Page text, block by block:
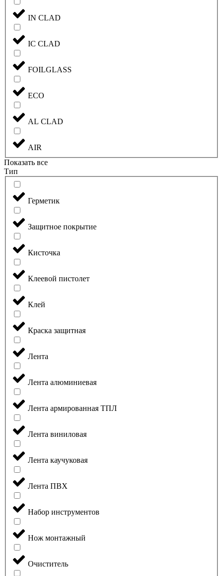
IN CLAD
IC CLAD
FOILGLASS
ECO
AL CLAD
AIR
Показать все
Тип
Герметик
Защитное покрытие
Кисточка
Клеевой пистолет
Клей
Краска защитная
Лента
Лента алюминиевая
Лента армированная ТПЛ
Лента виниловая
Лента каучуковая
Лента ПВХ
Набор инструментов
Нож монтажный
Очиститель